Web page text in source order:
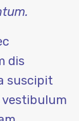
dis
suscipit